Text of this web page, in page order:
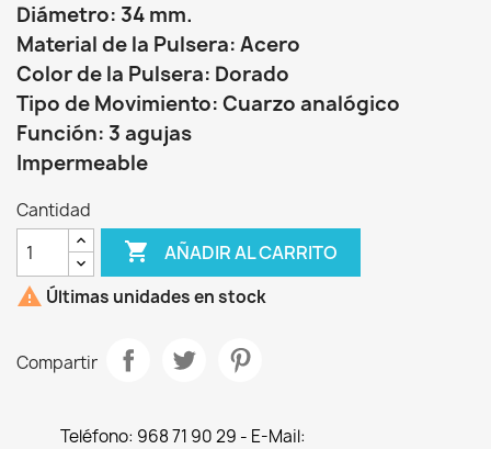
Diámetro: 34 mm.
Material de la Pulsera: Acero
Color de la Pulsera: Dorado
Tipo de Movimiento: Cuarzo analógico
Función: 3 agujas
Impermeable
Cantidad
 AÑADIR AL CARRITO
 Últimas unidades en stock
Compartir
Teléfono: 968 71 90 29 - E-Mail: